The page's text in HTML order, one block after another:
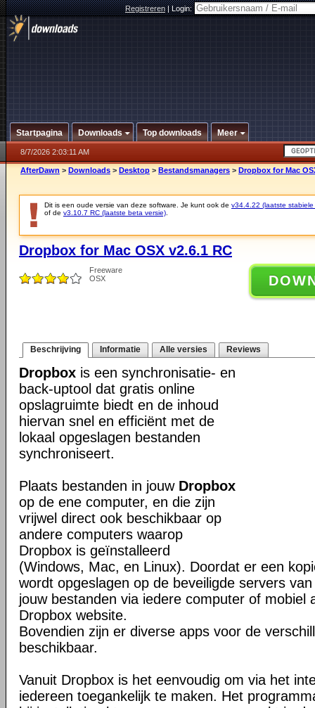
Registreren|Login:
Startpagina Downloads Top downloads Meer
8/7/2026 2:03:11 AM
AfterDawn > Downloads > Desktop > Bestandsmanagers > Dropbox for Mac
Dit is een oude versie van deze software. Je kunt ook de v34.4.22 (laatste stabiele
of de v3.10.7 RC (laatste beta versie)
Dropbox for Mac OSX v2.6.1 RC
Freeware
OSX
Beschrijving Informatie Alle versies Reviews
Dropbox is een synchronisatie- en
back-uptool dat gratis online
opslagruimte biedt en de inhoud
hiervan snel en efficiënt met de
lokaal opgeslagen bestanden
synchroniseert.
Plaats bestanden in jouw Dropbox
op de ene computer, en die zijn
vrijwel direct ook beschikbaar op
andere computers waarop
Dropbox is geïnstalleerd
(Windows, Mac, en Linux). Doordat er een
wordt opgeslagen op de beveiligde servers
jouw bestanden via iedere computer of mobiel
Dropbox website.
Bovendien zijn er diverse apps voor de
beschikbaar.
Vanuit Dropbox is het eenvoudig om via het
iedereen toegankelijk te maken. Het